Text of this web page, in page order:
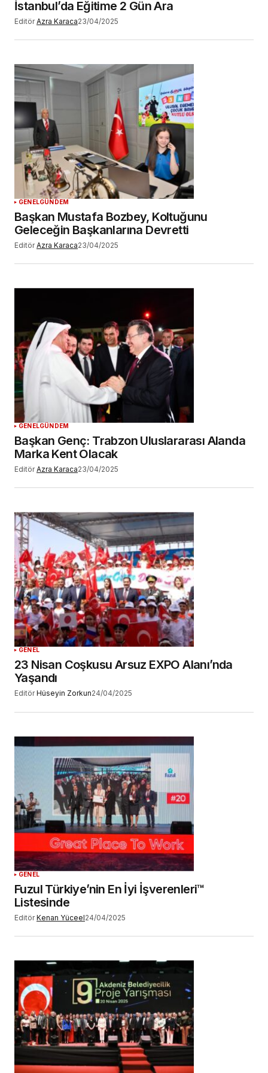
İstanbul’da Eğitime 2 Gün Ara
Editör Azra Karaca23/04/2025
GENELGÜNDEM
Başkan Mustafa Bozbey, Koltuğunu
Geleceğin Başkanlarına Devretti
Editör Azra Karaca23/04/2025
GENELGÜNDEM
Başkan Genç: Trabzon Uluslararası Alanda
Marka Kent Olacak
Editör Azra Karaca23/04/2025
GENEL
23 Nisan Coşkusu Arsuz EXPO Alanı’nda
Yaşandı
Editör Hüseyin Zorkun24/04/2025
GENEL
Fuzul Türkiye’nin En İyi İşverenleri™
Listesinde
Editör Kenan Yüceel24/04/2025